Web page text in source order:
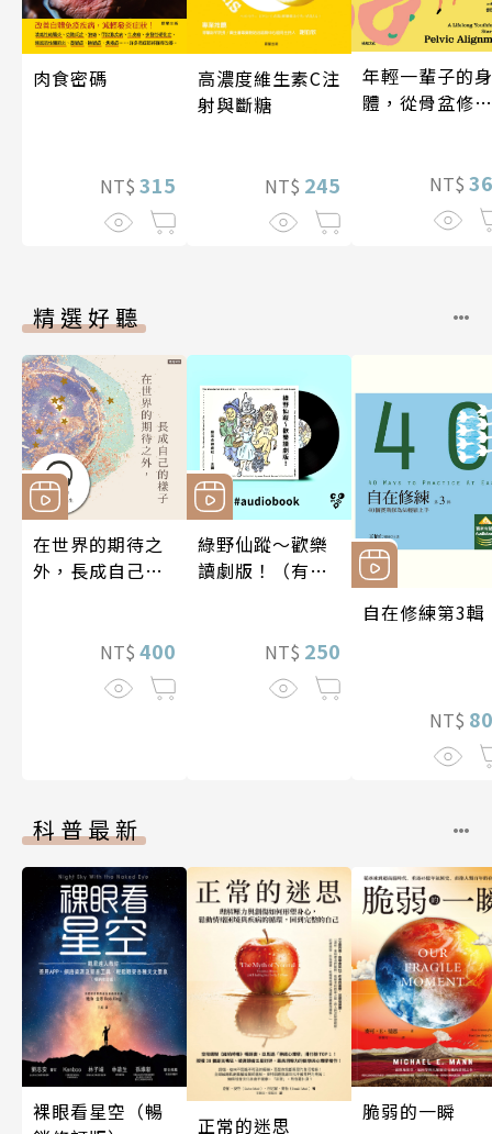
肉食密碼
NT$ 315
高濃度維生素C注
射與斷糖
NT$ 245
年輕一輩子的身
體，從骨盆修復
動」，遠離小腹
凸出、肩頸僵
硬、慢性疼痛
NT$
精選好聽
在世界的期待之
外，長成自己的
NT$ 400
綠野仙蹤～歡樂
讀劇版！（有聲
NT$ 250
自在修練第3輯
NT$
科普最新
裸眼看星空（暢
正常的迷思
脆弱的一瞬